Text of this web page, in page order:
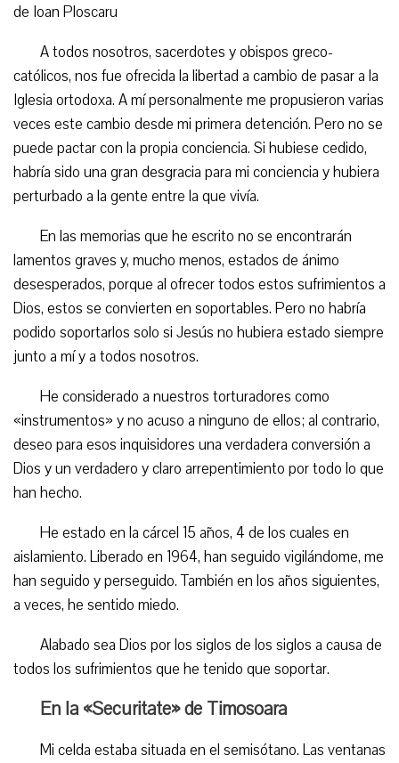
de Ioan Ploscaru
A todos nosotros, sacerdotes y obispos greco-
católicos, nos fue ofrecida la libertad a cambio de pasar a la
Iglesia ortodoxa. A mí personalmente me propusieron varias
veces este cambio desde mi primera detención. Pero no se
puede pactar con la propia conciencia. Si hubiese cedido,
habría sido una gran desgracia para mi conciencia y hubiera
perturbado a la gente entre la que vivía.
En las memorias que he escrito no se encontrarán
lamentos graves y, mucho menos, estados de ánimo
desesperados, porque al ofrecer todos estos sufrimientos a
Dios, estos se convierten en soportables. Pero no habría
podido soportarlos solo si Jesús no hubiera estado siempre
junto a mí y a todos nosotros.
He considerado a nuestros torturadores como
«instrumentos» y no acuso a ninguno de ellos; al contrario,
deseo para esos inquisidores una verdadera conversión a
Dios y un verdadero y claro arrepentimiento por todo lo que
han hecho.
He estado en la cárcel 15 años, 4 de los cuales en
aislamiento. Liberado en 1964, han seguido vigilándome, me
han seguido y perseguido. También en los años siguientes,
a veces, he sentido miedo.
Alabado sea Dios por los siglos de los siglos a causa de
todos los sufrimientos que he tenido que soportar.
En la «Securitate» de Timosoara
Mi celda estaba situada en el semisótano. Las ventanas